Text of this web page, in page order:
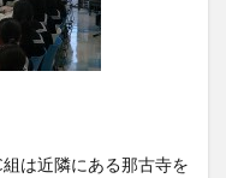
は近隣にある那古寺を